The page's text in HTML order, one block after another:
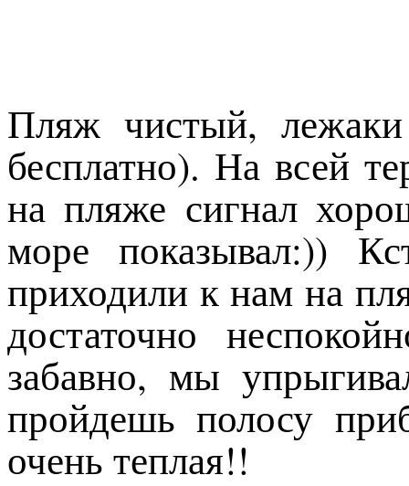
Пляж чистый,
бесплатно). На всей
на пляже сигнал
море показывал:))
приходили к нам на
достаточно
забавно, мы
пройдешь полосу
очень теплая!!